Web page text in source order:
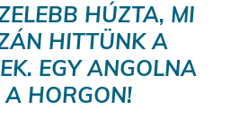
HÚZTA, MI
HITTÜNK A
EGY ANGOLNA
A HORGON!